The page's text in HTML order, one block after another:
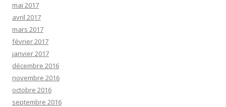
mai 2017
avril 2017
mars 2017
février 2017
janvier 2017
décembre 2016
novembre 2016
octobre 2016
septembre 2016